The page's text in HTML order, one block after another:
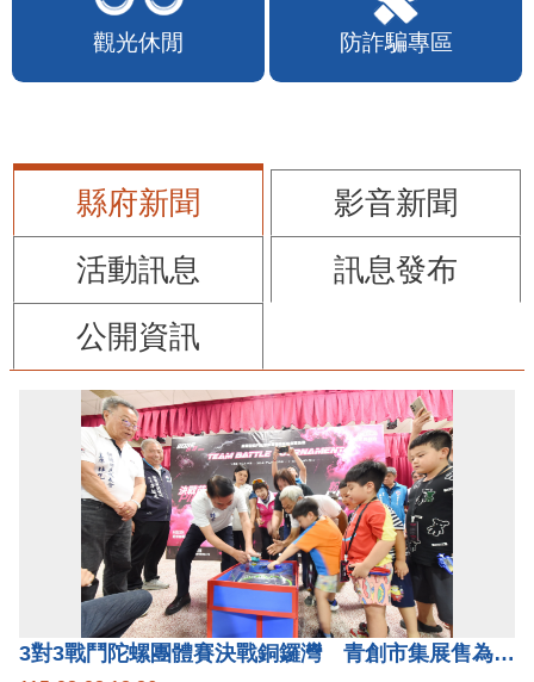
觀光休閒 防詐騙專區
縣府新聞
影音新聞
活動訊息
訊息發布
公開資訊
3對3戰鬥陀螺團體賽決戰銅鑼灣 青創市集展售為父親節增添繽紛